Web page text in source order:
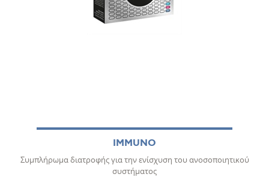
IMMUNO
Συμπλήρωμα διατροφής για την ενίσχυση του ανοσοποιητικού
συστήματος